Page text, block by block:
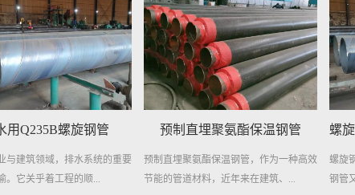
预制直埋聚氨酯保温钢管
预制直埋聚氨酯保温钢管，作为一种高效
节能的管道材料，近年来在建筑、...
螺旋钢管：基建与工业的钢铁动脉
螺旋钢管：基建与工业的钢铁动脉 螺旋
钢管又称螺旋缝焊管，是以热轧...